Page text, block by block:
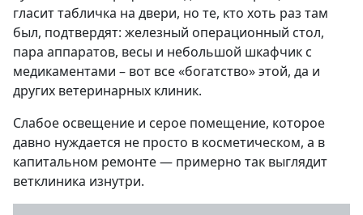
гласит табличка на двери, но те, кто хоть раз там
был, подтвердят: железный операционный стол,
пара аппаратов, весы и небольшой шкафчик с
медикаментами – вот все «богатство» этой, да и
других ветеринарных клиник.
Слабое освещение и серое помещение, которое
давно нуждается не просто в косметическом, а в
капитальном ремонте — примерно так выглядит
ветклиника изнутри.